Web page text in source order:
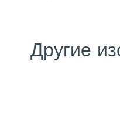
Другие